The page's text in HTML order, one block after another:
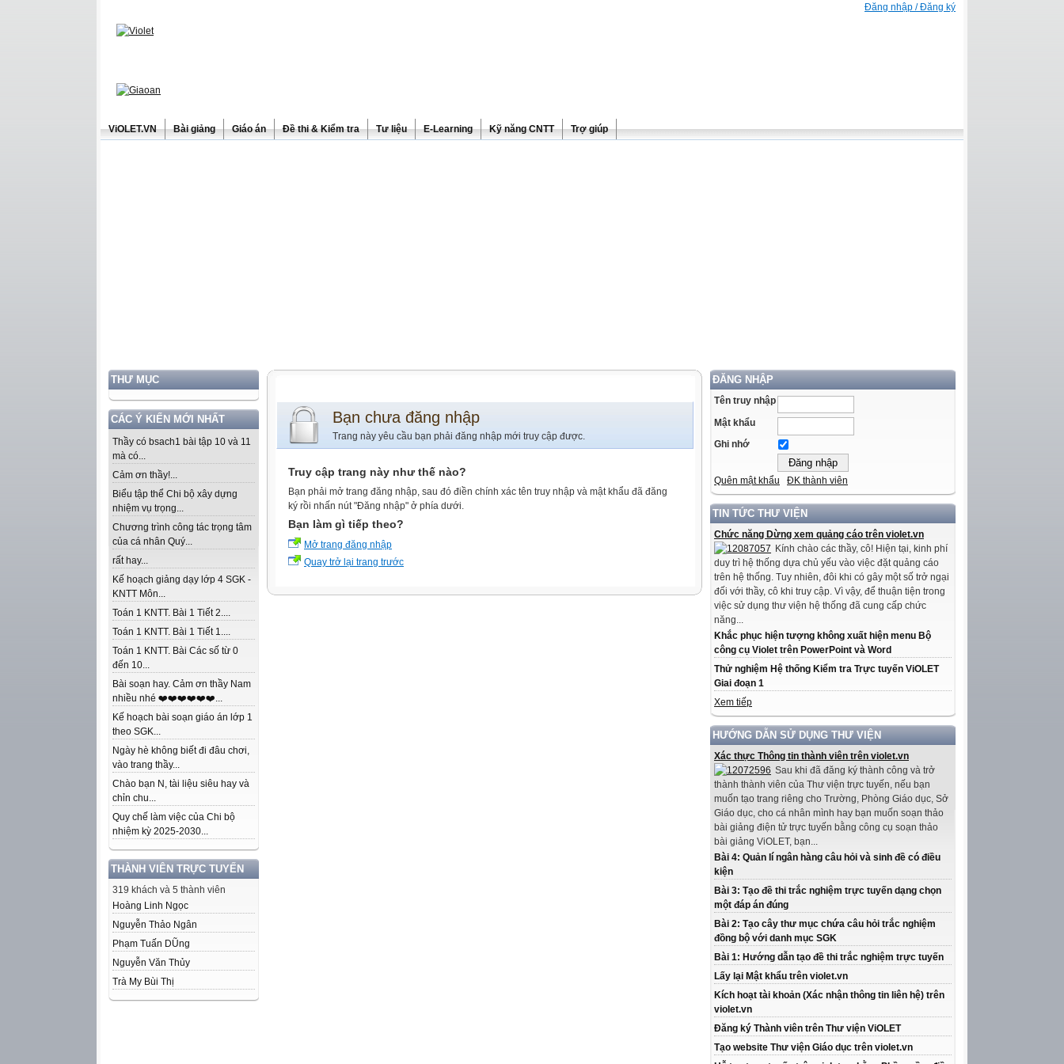
Đăng nhập / Đăng ký
ViOLET.VN Bài giảng Giáo án Đề thi & Kiểm tra Tư liệu E-Learning Kỹ năng CNTT Trợ giúp
THƯ MỤC
CÁC Ý KIẾN MỚI NHẤT
Thầy có bsach1 bài tập 10 và 11
mà có...
Cảm ơn thầy!...
Biểu tập thể Chi bộ xây dựng
nhiệm vụ trọng...
Chương trình công tác trọng tâm
của cá nhân Quý...
rất hay...
Kế hoạch giảng dạy lớp 4 SGK -
KNTT Môn...
Toán 1 KNTT. Bài 1 Tiết 2....
Toán 1 KNTT. Bài 1 Tiết 1....
Toán 1 KNTT. Bài Các số từ 0
đến 10...
Bài soạn hay. Cảm ơn thầy Nam
nhiều nhé ❤️❤️❤️❤️❤️❤️...
Kế hoạch bài soạn giáo án lớp 1
theo SGK...
Ngày hè không biết đi đâu chơi,
vào trang thầy...
Chào bạn N, tài liệu siêu hay và
chỉn chu...
Quy chế làm việc của Chi bộ
nhiệm kỳ 2025-2030...
THÀNH VIÊN TRỰC TUYẾN
319 khách và 5 thành viên
Hoàng Linh Ngọc
Nguyễn Thảo Ngân
Phạm Tuấn DŨng
Nguyễn Văn Thủy
Trà My Bùi Thị
ĐĂNG NHẬP
Tên truy nhập
Mật khẩu
Ghi nhớ
Quên mật khẩu ĐK thành viên
TIN TỨC THƯ VIỆN
Chức năng Dừng xem quảng cáo trên violet.vn
Kính chào các thầy, cô! Hiện tại, kinh phí
duy trì hệ thống dựa chủ yếu vào việc đặt quảng cáo
trên hệ thống. Tuy nhiên, đôi khi có gây một số trở ngại
đối với thầy, cô khi truy cập. Vì vậy, để thuận tiện trong
việc sử dụng thư viện hệ thống đã cung cấp chức
năng...
Khắc phục hiện tượng không xuất hiện menu Bộ
công cụ Violet trên PowerPoint và Word
Thử nghiệm Hệ thống Kiểm tra Trực tuyến ViOLET
Giai đoạn 1
Xem tiếp
HƯỚNG DẪN SỬ DỤNG THƯ VIỆN
Xác thực Thông tin thành viên trên violet.vn
Sau khi đã đăng ký thành công và trở
thành thành viên của Thư viện trực tuyến, nếu bạn
muốn tạo trang riêng cho Trường, Phòng Giáo dục, Sở
Giáo dục, cho cá nhân mình hay bạn muốn soạn thảo
bài giảng điện tử trực tuyến bằng công cụ soạn thảo
bài giảng ViOLET, bạn...
Bài 4: Quản lí ngân hàng câu hỏi và sinh đề có điều
kiện
Bài 3: Tạo đề thi trắc nghiệm trực tuyến dạng chọn
một đáp án đúng
Bài 2: Tạo cây thư mục chứa câu hỏi trắc nghiệm
đồng bộ với danh mục SGK
Bài 1: Hướng dẫn tạo đề thi trắc nghiệm trực tuyến
Lấy lại Mật khẩu trên violet.vn
Kích hoạt tài khoản (Xác nhận thông tin liên hệ) trên
violet.vn
Đăng ký Thành viên trên Thư viện ViOLET
Tạo website Thư viện Giáo dục trên violet.vn
Bạn chưa đăng nhập
Trang này yêu cầu bạn phải đăng nhập mới truy cập được.
Truy cập trang này như thế nào?
Bạn phải mở trang đăng nhập, sau đó điền chính xác tên truy nhập và mật khẩu đã đăng
ký rồi nhấn nút "Đăng nhập" ở phía dưới.
Bạn làm gì tiếp theo?
Mở trang đăng nhập
Quay trở lại trang trước